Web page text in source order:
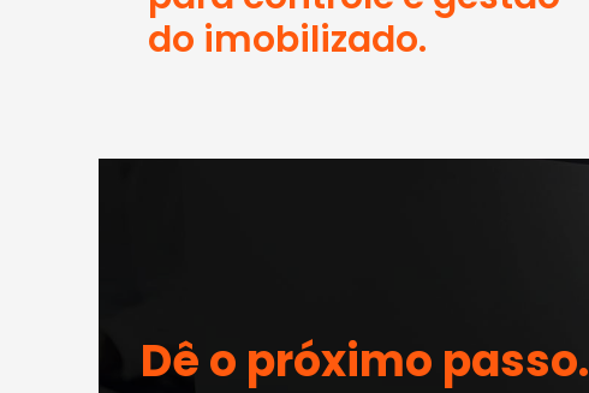
do imobilizado.
Dê o próximo passo.